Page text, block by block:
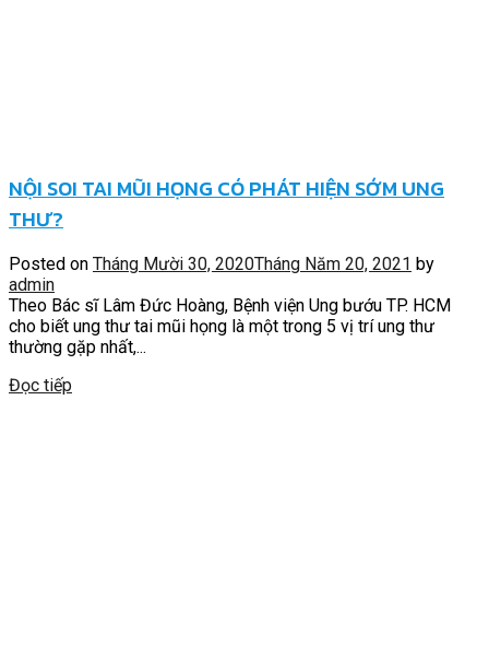
NỘI SOI TAI MŨI HỌNG CÓ PHÁT HIỆN SỚM UNG
THƯ?
Posted on Tháng Mười 30, 2020Tháng Năm 20, 2021 by
admin
Theo Bác sĩ Lâm Đức Hoàng, Bệnh viện Ung bướu TP. HCM
cho biết ung thư tai mũi họng là một trong 5 vị trí ung thư
thường gặp nhất,...
Đọc tiếp